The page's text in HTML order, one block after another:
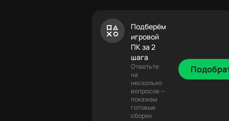
Подберём
игровой
ПК за 2
шага
Ответьте
на
несколько
вопросов —
покажем
готовые
сборки